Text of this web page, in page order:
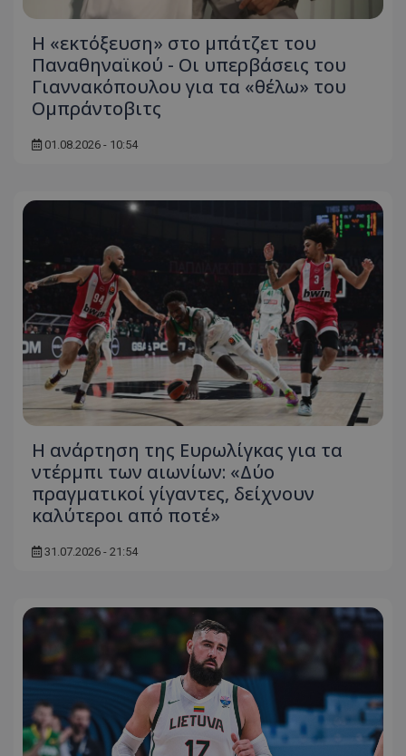
Η «εκτόξευση» στο μπάτζετ του
Παναθηναϊκού - Οι υπερβάσεις του
Γιαννακόπουλου για τα «θέλω» του
Ομπράντοβιτς
01.08.2026 - 10:54
Η ανάρτηση της Ευρωλίγκας για τα
ντέρμπι των αιωνίων: «Δύο
πραγματικοί γίγαντες, δείχνουν
καλύτεροι από ποτέ»
31.07.2026 - 21:54